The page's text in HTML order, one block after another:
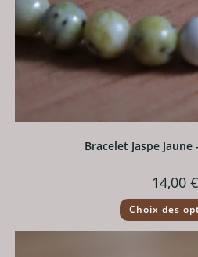
Bracelet Jaspe Jaune
14,00 €
Choix des